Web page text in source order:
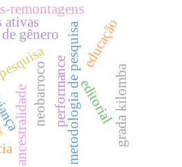
metodologia de pesquisa
performance
ancestralidadeneobarroco
gênero
editorial
educação
ativas
remontagens
grada kilomba